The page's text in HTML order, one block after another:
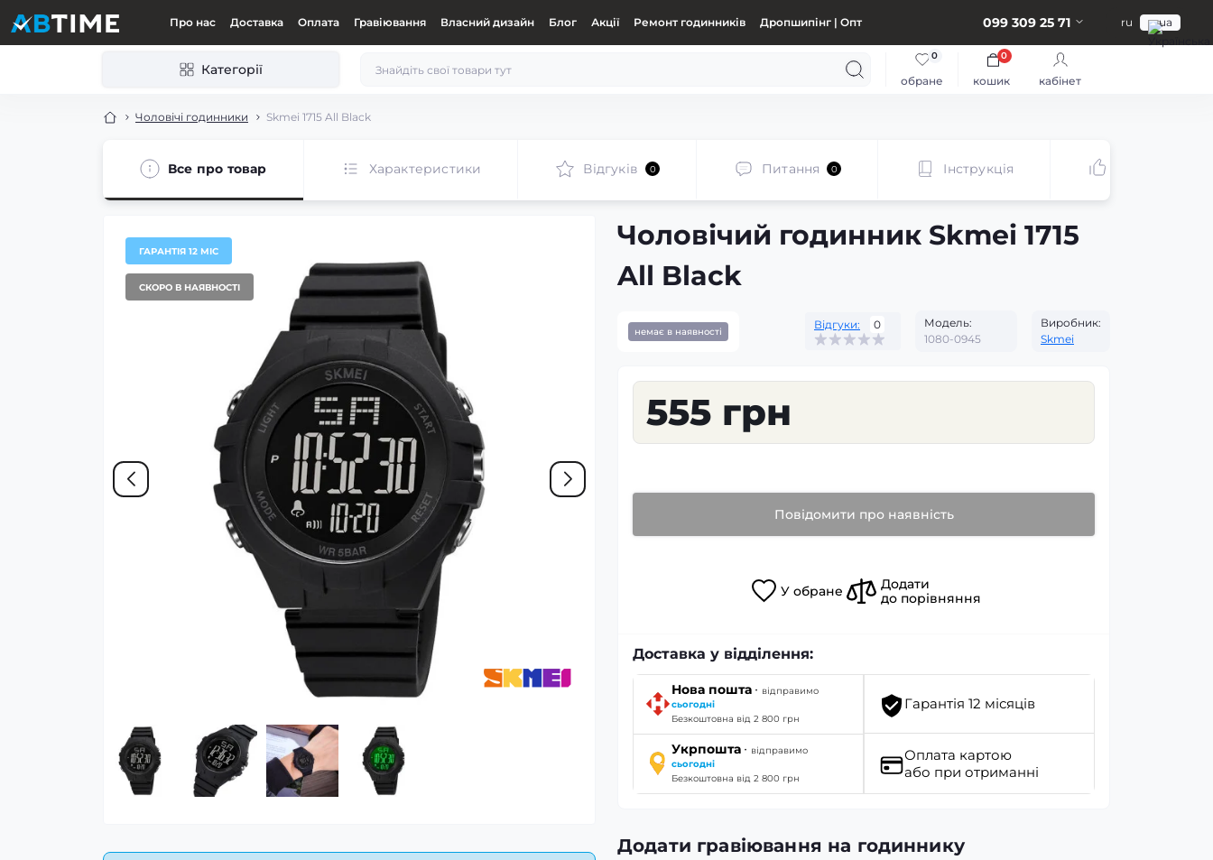
Про нас Доставка Оплата Гравіювання Власний дизайн Блог Акції Ремонт годинників Дропшипінг | Опт 099 309 25 71 ru ua
Категорії
обране
0
кошик
0
кабінет
Чоловічі годинники Skmei 1715 All Black
Все про товар Характеристики Відгуків 0 Питання 0 Інструкція
ГАРАНТІЯ 12 МІС
СКОРО В НАЯВНОСТІ
Чоловічий годинник Skmei 1715
All Black
немає в наявності Відгуки: 0
Модель:
1080-0945
Виробник:
Skmei
555 грн
Повідомити про наявність
У обране
Додати
до порівняння
Доставка у відділення:
Нова пошта · відправимо
сьогодні
Безкоштовна від 2 800 грн
Укрпошта · відправимо
сьогодні
Безкоштовна від 2 800 грн
Гарантія 12 місяців
Оплата картою
або при отриманні
Додати гравіювання на годиннику